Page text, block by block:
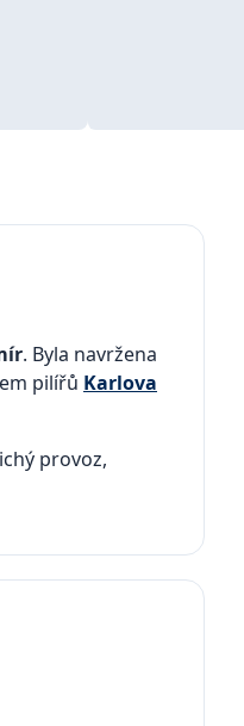
. Byla navržena
pilířů Karlova
provoz,